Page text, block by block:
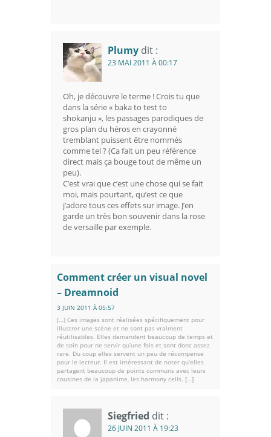
Plumy dit :
23 MAI 2011 À 00:17
Oh, je découvre le terme ! Crois tu que
dans la série « baka to test to
shokanju », les passages parodiques de
gros plan du héros en crayonné
tremblant puissent être nommés
comme tel ? (Ca fait un peu référence
direct mais ça bouge tout de même un
peu).
C’est vrai que c’est une chose qui se fait
moi, mais pourtant, qu’est ce que
j’adore tous ces effets sur image. J’en
garde un très bon souvenir dans la rose
de versaille par exemple.
Comment créer un visual novel
– Dreamnoid
3 JUIN 2011 À 05:57
[…] Ces images sont réalisées spécifiquement pour
illustrer une scène et ne sont pas vraiment
réutilisables. Elles demandent beaucoup de temps et
de soin pour ne servir qu’une fois et sont donc assez
rare. Du coup elles servent un peu de récompense
pour le lecteur. Il est intéressant de noter qu’elles
partagent beaucoup de points communs avec leurs
cousines de la japanime, les harmony cells. […]
Siegfried dit :
26 JUIN 2011 À 19:23